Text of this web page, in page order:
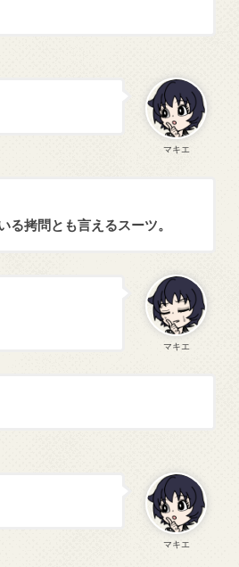
マキエ
拷問とも言えるスーツ。
マキエ
マキエ